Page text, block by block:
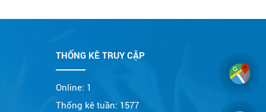
THỐNG KÊ TRUY CẬP
Online: 1
Thống kê tuần: 1577